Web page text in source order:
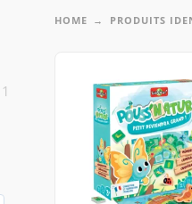
1
HOME PRODUITS